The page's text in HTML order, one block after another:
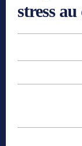
stress